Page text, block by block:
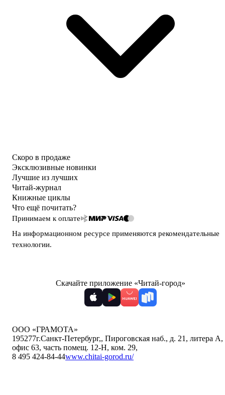
Скоро в продаже
Эксклюзивные новинки
Лучшие из лучших
Читай-журнал
Книжные циклы
Что ещё почитать?
Принимаем к оплате
На информационном ресурсе применяются рекомендательные
технологии.
Скачайте приложение «Читай-город»
ООО «ГРАМОТА»
195277г.Санкт-Петербург,, Пироговская наб., д. 21, литера А,
офис 63, часть помещ. 12-Н, ком. 29,
8 495 424-84-44www.chitai-gorod.ru/